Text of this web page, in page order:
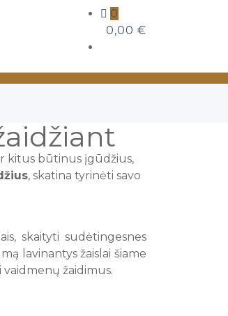
0
0,00 €
kitus būtinus įgūdžius,
, skatina tyrinėti savo
skaityti sudėtingesnes
lavinantys žaislai šiame
žaidimus.